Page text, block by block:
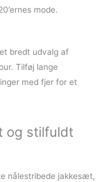
mode.
bredt udvalg af
Tilføj lange
med fjer for et
og stilfuldt
nålestribede jakkesæt,